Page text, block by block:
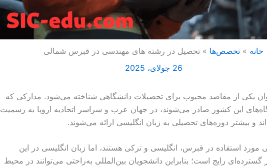
خانه تخصص‌ها
تحصیل در رشته های مهندسی در قبرس شمالی
26 جولای، 2025
یکی از مقاصد محبوب برای تحصیلات دانشگاهی شناخته می‌شود. مدارکی که
این کشور صادر می‌شوند، در جهان عرب و سراسر اتحادیه اروپا به رسمیت
و بیشتر دوره‌های تحصیلی به زبان انگلیسی ارائه می‌شوند.
مورد استفاده در قبرس، انگلیسی و ترکی هستند، اما زبان انگلیسی در این
رایج است؛ بنابراین دانشجویان بین‌المللی به‌راحتی می‌توانند در محیط